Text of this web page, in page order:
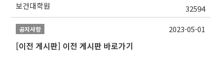
보건대학원 32594
공지사항
[이전 게시판] 이전 게시판 바로가기
2023-05-01